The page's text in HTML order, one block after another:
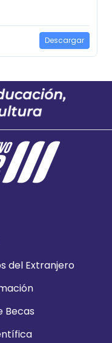
Descargar
del Extranjero
Becas